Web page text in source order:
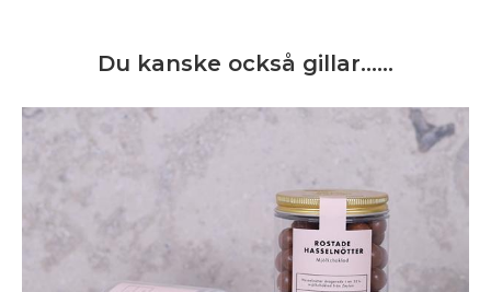
Du kanske också gillar……